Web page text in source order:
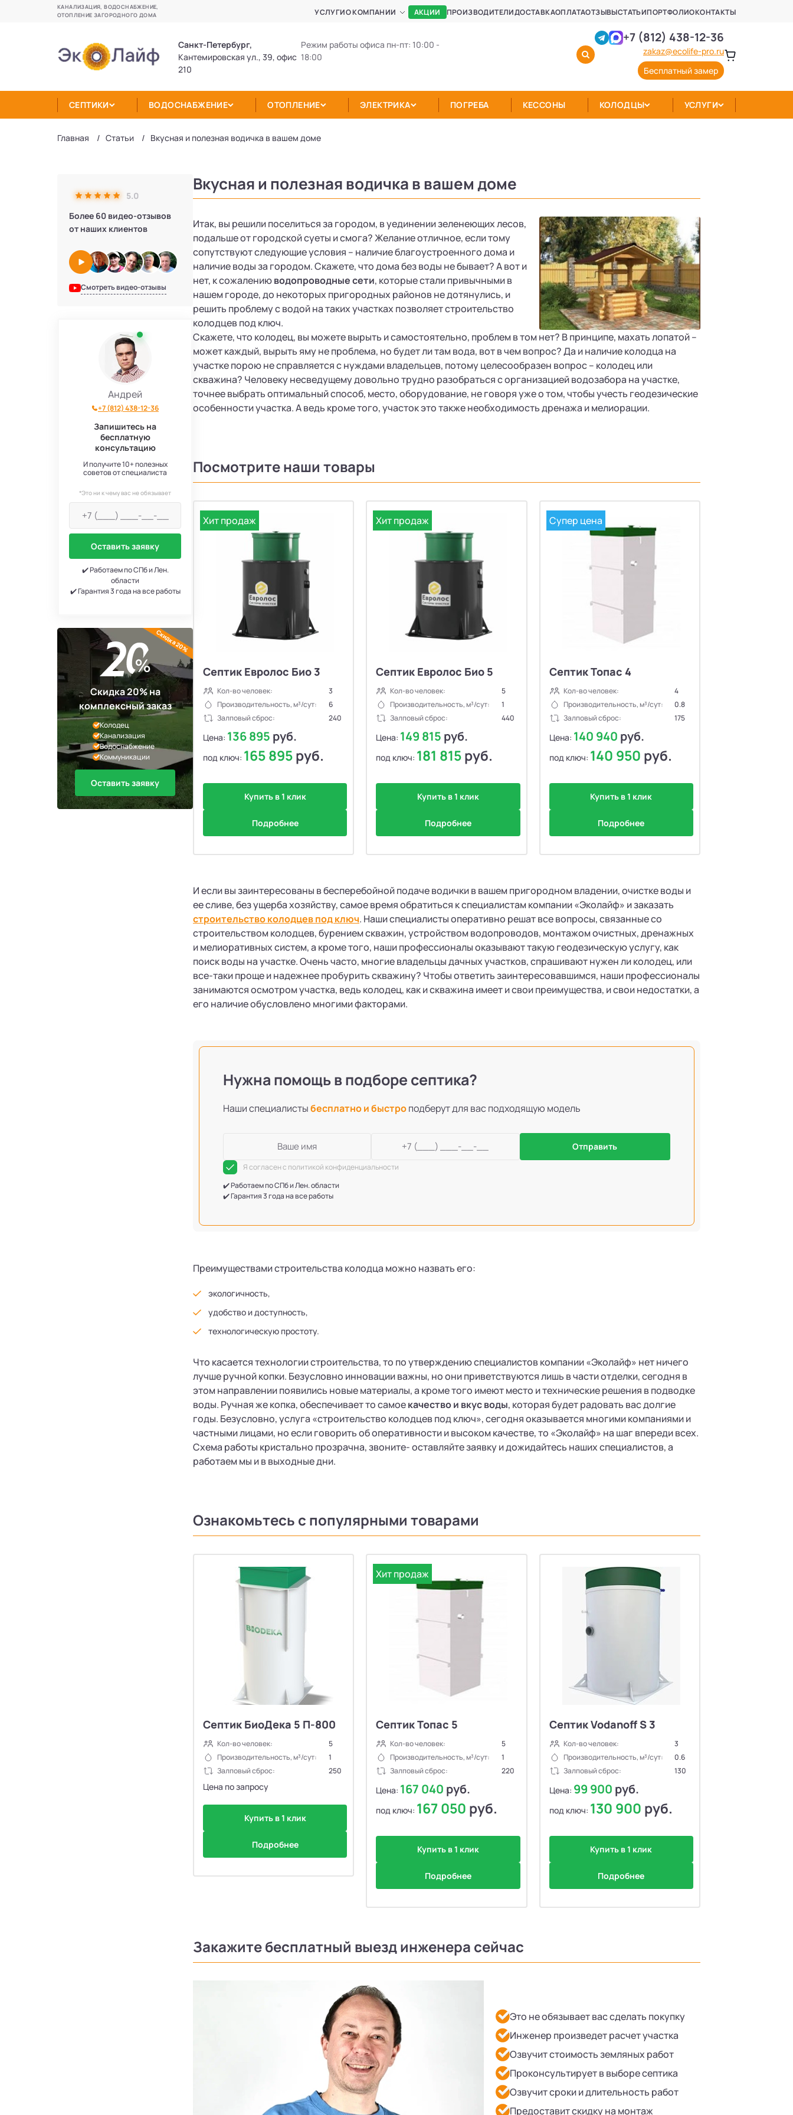
КАНАЛИЗАЦИЯ, ВОДОСНАБЖЕНИЕ,
ОТОПЛЕНИЕ ЗАГОРОДНОГО ДОМА
УСЛУГИО КОМПАНИИ АКЦИИ ПРОИЗВОДИТЕЛИДОСТАВКАОПЛАТАОТЗЫВЫСТАТЬИПОРТФОЛИОКОНТАКТЫ
Санкт-Петербург,
Кантемировская ул., 39, офис
210
Режим работы офиса пн-пт: 10:00 -
18:00
+7 (812) 438-12-36
zakaz@ecolife-pro.ru
Бесплатный замер
СЕПТИКИ ВОДОСНАБЖЕНИЕ ОТОПЛЕНИЕ ЭЛЕКТРИКА ПОГРЕБА КЕССОНЫ КОЛОДЦЫ УСЛУГИ
Главная Статьи Вкусная и полезная водичка в вашем доме
5.0
Более 60 видео-отзывов
от наших клиентов
Смотреть видео-отзывы
Андрей
+7 (812) 438-12-36
Запишитесь на
бесплатную
консультацию
И получите 10+ полезных
советов от специалиста
*Это ни к чему вас не обязывает
Оставить заявку
✔️ Работаем по СПб и Лен.
области
✔️ Гарантия 3 года на все работы
Скидка 20% на
комплексный заказ
Колодец
Канализация
Водоснабжение
Коммуникации
Оставить заявку
Скидка 20%
Вкусная и полезная водичка в вашем доме
Итак, вы решили поселиться за городом, в уединении зеленеющих лесов,
подальше от городской суеты и смога? Желание отличное, если тому
сопутствуют следующие условия – наличие благоустроенного дома и
наличие воды за городом. Скажете, что дома без воды не бывает? А вот и
нет, к сожалениюводопроводные сети, которые стали привычными в
нашем городе, до некоторых пригородных районов не дотянулись, и
решить проблему с водой на таких участках позволяет строительство
колодцев под ключ.
Скажете, что колодец, вы можете вырыть и самостоятельно, проблем в том нет? В принципе, махать лопатой –
может каждый, вырыть яму не проблема, но будет ли там вода, вот в чем вопрос? Да и наличие колодца на
участке порою не справляется с нуждами владельцев, потому целесообразен вопрос – колодец или
скважина? Человеку несведущему довольно трудно разобраться с организацией водозабора на участке,
точнее выбрать оптимальный способ, место, оборудование, не говоря уже о том, чтобы учесть геодезические
особенности участка. А ведь кроме того, участок это также необходимость дренажа и мелиорации.
Посмотрите наши товары
Хит продаж
Септик Евролос Био 3
Кол-во человек:
3
Производительность, м³/сут:
6
Залповый сброс:
240
Цена: 136 895 руб.
под ключ: 165 895руб.
Купить в 1 клик
Подробнее
Хит продаж
Септик Евролос Био 5
Кол-во человек:
5
Производительность, м³/сут:
1
Залповый сброс:
440
Цена: 149 815 руб.
под ключ: 181 815руб.
Купить в 1 клик
Подробнее
Супер цена
Септик Топас 4
Кол-во человек:
4
Производительность, м³/сут:
0.8
Залповый сброс:
175
Цена: 140 940 руб.
под ключ: 140 950 руб.
Купить в 1 клик
Подробнее
И если вы заинтересованы в бесперебойной подаче водички в вашем пригородном владении, очистке воды и
ее сливе, без ущерба хозяйству, самое время обратиться к специалистам компании «Эколайф» и заказать
строительство колодцев под ключ. Наши специалисты оперативно решат все вопросы, связанные со
строительством колодцев, бурением скважин, устройством водопроводов, монтажом очистных, дренажных
и мелиоративных систем, а кроме того, наши профессионалы оказывают такую геодезическую услугу, как
поиск воды на участке. Очень часто, многие владельцы дачных участков, спрашивают нужен ли колодец, или
все-таки проще и надежнее пробурить скважину? Чтобы ответить заинтересовавшимся, наши профессионалы
занимаются осмотром участка, ведь колодец, как и скважина имеет и свои преимущества, и свои недостатки, а
его наличие обусловлено многими факторами.
Нужна помощь в подборе септика?
Наши специалистыбесплатно и быстроподберут для вас подходящую модель
Отправить
Я согласен с политикой конфиденциальности
✔️ Работаем по СПб и Лен. области
✔️ Гарантия 3 года на все работы
Преимуществами строительства колодца можно назвать его:
экологичность,
удобство и доступность,
технологическую простоту.
Что касается технологии строительства, то по утверждению специалистов компании «Эколайф» нет ничего
лучше ручной копки. Безусловно инновации важны, но они приветствуются лишь в части отделки, сегодня в
этом направлении появились новые материалы, а кроме того имеют место и технические решения в подводке
воды. Ручная же копка, обеспечивает то самоекачество и вкус воды, которая будет радовать вас долгие
годы. Безусловно, услуга «строительство колодцев под ключ», сегодня оказывается многими компаниями и
частными лицами, но если говорить об оперативности и высоком качестве, то «Эколайф» на шаг впереди всех.
Схема работы кристально прозрачна, звоните- оставляйте заявку и дожидайтесь наших специалистов, а
работаем мы и в выходные дни.
Ознакомьтесь с популярными товарами
Септик БиоДека 5 П-800
Кол-во человек:
5
Производительность, м³/сут:
1
Залповый сброс:
250
Цена по запросу
Купить в 1 клик
Подробнее
Хит продаж
Септик Топас 5
Кол-во человек:
5
Производительность, м³/сут:
1
Залповый сброс:
220
Цена: 167 040 руб.
под ключ: 167 050 руб.
Купить в 1 клик
Подробнее
Септик Vodanoff S 3
Кол-во человек:
3
Производительность, м³/сут:
0.6
Залповый сброс:
130
Цена: 99 900 руб.
под ключ: 130 900 руб.
Купить в 1 клик
Подробнее
Закажите бесплатный выезд инженера сейчас
Это не обязывает вас сделать покупку
Инженер произведет расчет участка
Озвучит стоимость земляных работ
Проконсультирует в выборе септика
Озвучит сроки и длительность работ
Предоставит скидку на монтаж